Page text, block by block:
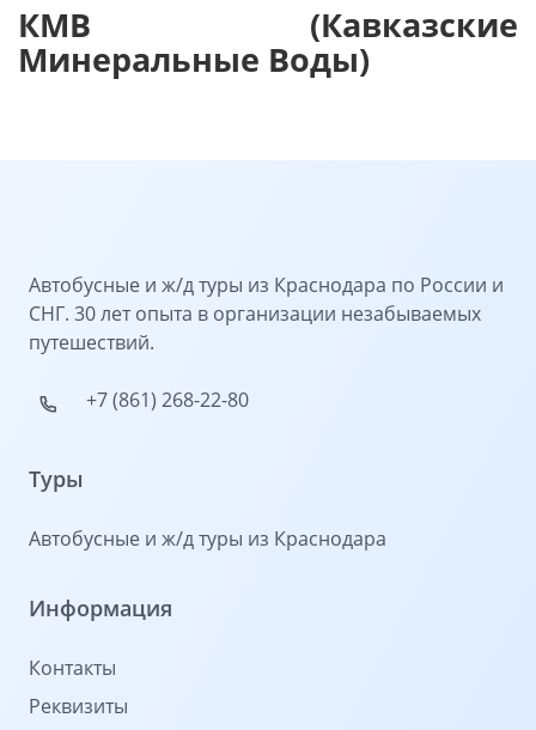
КМВ (Кавказские
Минеральные Воды)
Автобусные и ж/д туры из Краснодара по России и
СНГ. 30 лет опыта в организации незабываемых
путешествий.
+7 (861) 268-22-80
Туры
Автобусные и ж/д туры из Краснодара
Информация
Контакты
Реквизиты